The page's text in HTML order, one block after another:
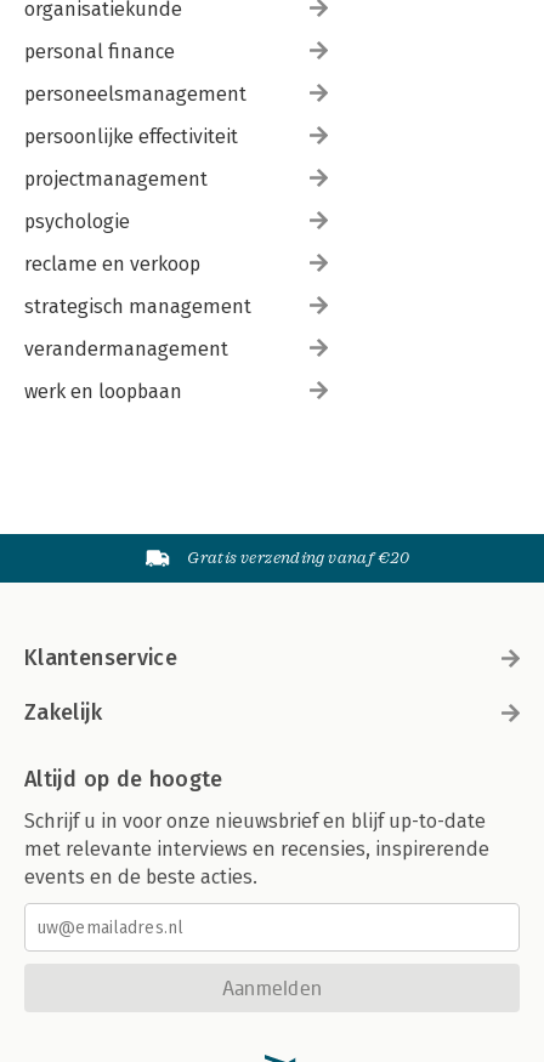
organisatiekunde
personal finance
personeelsmanagement
persoonlijke effectiviteit
projectmanagement
psychologie
reclame en verkoop
strategisch management
verandermanagement
werk en loopbaan
Gratis verzending vanaf €20
Klantenservice
Zakelijk
Altijd op de hoogte
Schrijf u in voor onze nieuwsbrief en blijf up-to-date
met relevante interviews en recensies, inspirerende
events en de beste acties.
Aanmelden